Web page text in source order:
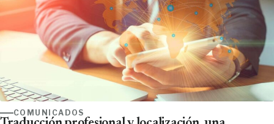
COMUNICADOS